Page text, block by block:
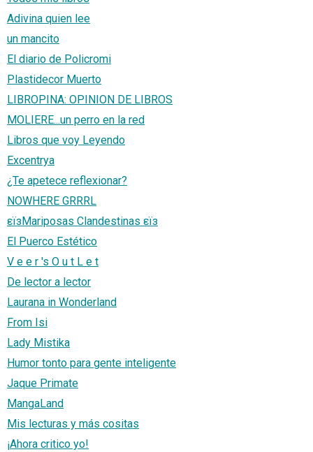
Adivina quien lee
un mancito
El diario de Policromi
Plastidecor Muerto
LIBROPINA: OPINION DE LIBROS
MOLIERE...un perro en la red
Libros que voy Leyendo
Excentrya
¿Te apetece reflexionar?
NOWHERE GRRRL
εïзMariposas Clandestinas εïз
El Puerco Estético
V e e r 's O u t L e t
De lector a lector
Laurana in Wonderland
From Isi
Lady Mistika
Humor tonto para gente inteligente
Jaque Primate
MangaLand
Mis lecturas y más cositas
¡Ahora critico yo!